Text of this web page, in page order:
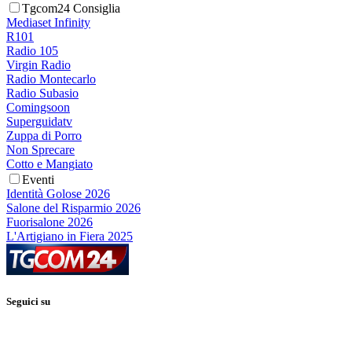
Tgcom24 Consiglia
Mediaset Infinity
R101
Radio 105
Virgin Radio
Radio Montecarlo
Radio Subasio
Comingsoon
Superguidatv
Zuppa di Porro
Non Sprecare
Cotto e Mangiato
Eventi
Identità Golose 2026
Salone del Risparmio 2026
Fuorisalone 2026
L'Artigiano in Fiera 2025
Seguici su